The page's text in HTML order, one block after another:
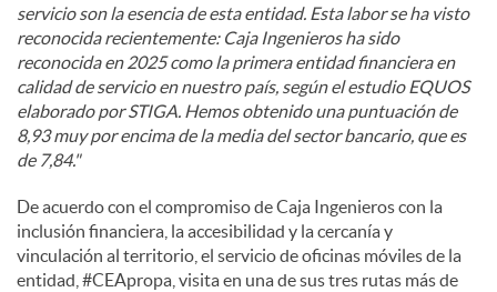
servicio son la esencia de esta entidad. Esta labor se ha visto
reconocida recientemente: Caja Ingenieros ha sido
reconocida en 2025 como la primera entidad financiera en
calidad de servicio en nuestro país, según el estudio EQUOS
elaborado por STIGA. Hemos obtenido una puntuación de
8,93 muy por encima de la media del sector bancario, que es
de 7,84."
De acuerdo con el compromiso de Caja Ingenieros con la
inclusión financiera, la accesibilidad y la cercanía y
vinculación al territorio, el servicio de oficinas móviles de la
entidad, #CEApropa, visita en una de sus tres rutas más de